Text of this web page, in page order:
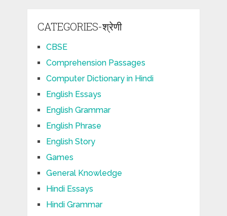
CATEGORIES-श्रेणी
CBSE
Comprehension Passages
Computer Dictionary in Hindi
English Essays
English Grammar
English Phrase
English Story
Games
General Knowledge
Hindi Essays
Hindi Grammar